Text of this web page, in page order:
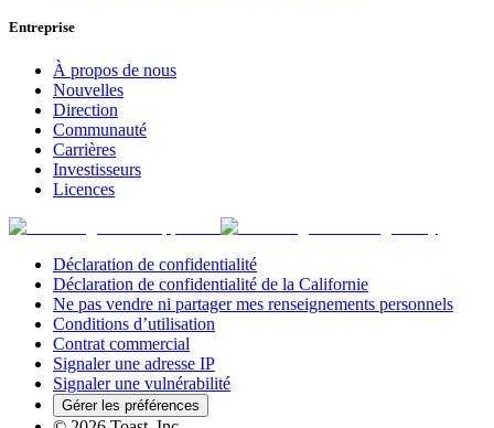
Entreprise
À propos de nous
Nouvelles
Direction
Communauté
Carrières
Investisseurs
Licences
Déclaration de confidentialité
Déclaration de confidentialité de la Californie
Ne pas vendre ni partager mes renseignements personnels
Conditions d’utilisation
Contrat commercial
Signaler une adresse IP
Signaler une vulnérabilité
Gérer les préférences